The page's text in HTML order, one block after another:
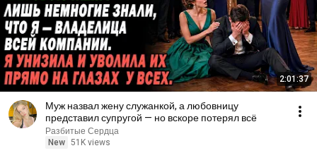
2:01:37
Муж назвал жену служанкой, а любовницу
представил супругой — но вскоре потерял всё
Разбитые Сердца
New 51K views